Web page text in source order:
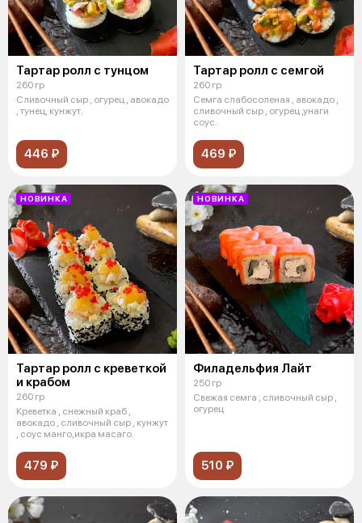
Тартар ролл с тунцом
260 гр
Сливочный сыр , огурец , авокадо
, тунец, кунжут.
446 ₽
Тартар ролл с семгой
260 гр
Семга слабосоленая , авокадо ,
сливочный сыр , огурец ,унаги
соус.
469 ₽
НОВИНКА
Тартар ролл с креветкой
и крабом
260 гр
Креветка , снежный краб ,
авокадо , сливочный сыр , кунжут
, соус манго,икра масаго.
479 ₽
НОВИНКА
Филадельфия Лайт
250 гр
Свежая семга , сливочный сыр ,
огурец
510 ₽